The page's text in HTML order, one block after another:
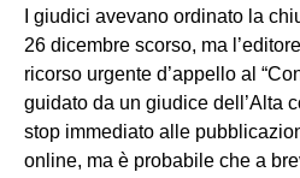
I giudici avevano ordinato la
26 dicembre scorso, ma
ricorso urgente d’appello al
guidato da un giudice dell’Alta
stop immediato alle
online, ma è probabile che a